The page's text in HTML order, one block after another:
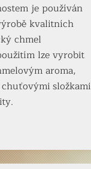
je používán
kvalitních
chmel
lze vyrobit
aroma,
složkami